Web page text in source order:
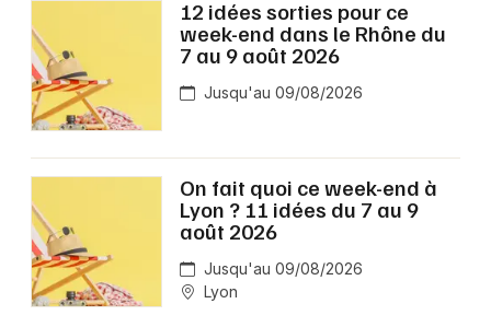
12 idées sorties pour ce
week-end dans le Rhône du
7 au 9 août 2026
Jusqu'au 09/08/2026
On fait quoi ce week-end à
Lyon ? 11 idées du 7 au 9
août 2026
Jusqu'au 09/08/2026
Lyon